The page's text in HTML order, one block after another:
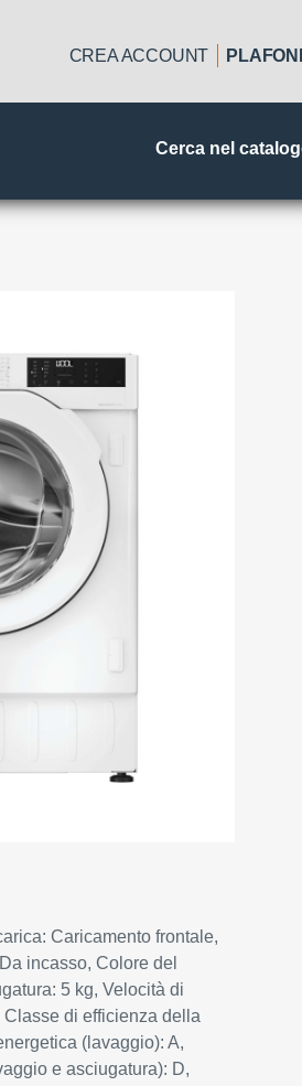
CREA ACCOUNT
Cerca nel
Caricamento frontale,
incasso, Colore del
5 kg, Velocità di
di efficienza della
(lavaggio): A,
e asciugatura): D,